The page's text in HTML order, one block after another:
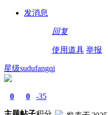
发消息
回复
使用道具 举报
星级sudufangqi
0 0 -35